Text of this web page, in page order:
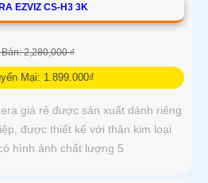
EZVIZ CS-H3 3K
2,280,000 ₫
Mại: 1.899.000₫
giá rẻ được sản xuất dành riêng
được thiết kế với thân kim loại
hình ảnh chất lượng 5